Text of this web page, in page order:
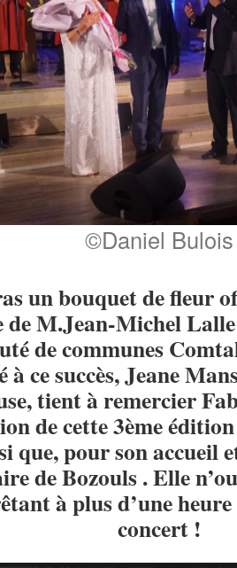
©Daniel Bulois
un bouquet de fleur
de M.Jean-Michel
de communes
ce succès, Jeane
tient à remercier
de cette 3ème
que, pour son accueil
de Bozouls . Elle
à plus d’une
concert !